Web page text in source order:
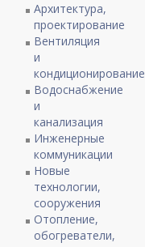
Архитектура,
проектирование
Вентиляция
и
кондиционирование
Водоснабжение
и
канализация
Инженерные
коммуникации
Новые
технологии,
сооружения
Отопление,
обогреватели,